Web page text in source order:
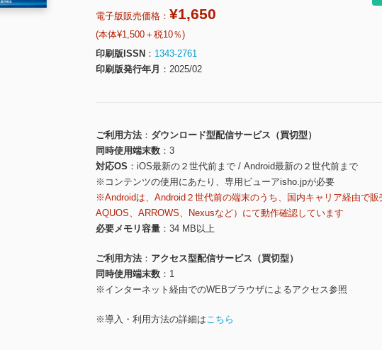
電子版販売価格： ¥1,650
(本体¥1,500＋税10％)
印刷版ISSN
1343-2761
印刷版発行年月
2025/02
ご利用方法
ダウンロード型配信サービス（買切型）
同時使用端末数
3
対応OS
iOS最新の２世代前まで / Android最新の２世代前まで
※コンテンツの使用にあたり、専用ビューアisho.jpが必要
※Androidは、Android２世代前の端末のうち、国内キャリア経由で
AQUOS、ARROWS、Nexusなど）にて動作確認しています
必要メモリ容量
34 MB以上
ご利用方法
アクセス型配信サービス（買切型）
同時使用端末数
1
※インターネット経由でのWEBブラウザによるアクセス参照
※導入・利用方法の詳細はこちら